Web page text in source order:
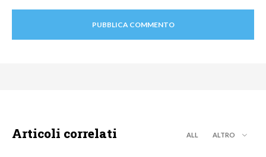
Articoli correlati ALL ALTRO